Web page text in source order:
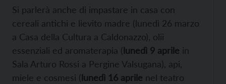
Si parlerà anche di impastare in casa con
cereali antichi e lievito madre (lunedì 26 marzo
a Casa della Cultura a Caldonazzo), olii
essenziali ed aromaterapia (lunedì 9 aprile in
Sala Arturo Rossi a Pergine Valsugana), api,
miele e cosmesi (lunedì 16 aprile nel teatro